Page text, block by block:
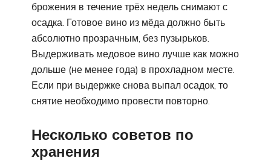
брожения в течение трёх недель снимают с
осадка. Готовое вино из мёда должно быть
абсолютно прозрачным, без пузырьков.
Выдерживать медовое вино лучше как можно
дольше (не менее года) в прохладном месте.
Если при выдержке снова выпал осадок, то
снятие необходимо провести повторно.
Несколько советов по
хранения